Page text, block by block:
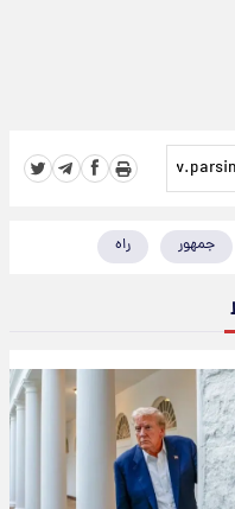
جمهور راه